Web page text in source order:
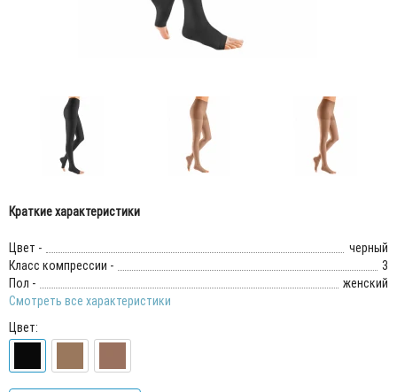
Краткие характеристики
Цвет -
черный
Класс компрессии -
3
Пол -
женский
Смотреть все характеристики
Цвет: